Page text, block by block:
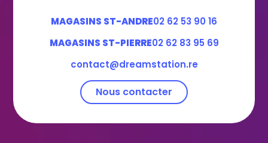
MAGASINS ST-ANDRE02 62 53 90 16
MAGASINS ST-PIERRE02 62 83 95 69
contact@dreamstation.re
Nous contacter